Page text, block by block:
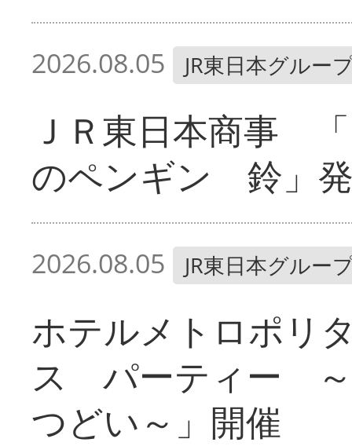
2026.08.05 JR東日本グルー
ＪＲ東日本商事
のペンギン 鈴」
2026.08.05 JR東日本グルー
ホテルメトロポリ
ス パーティー ～
つどい～」開催